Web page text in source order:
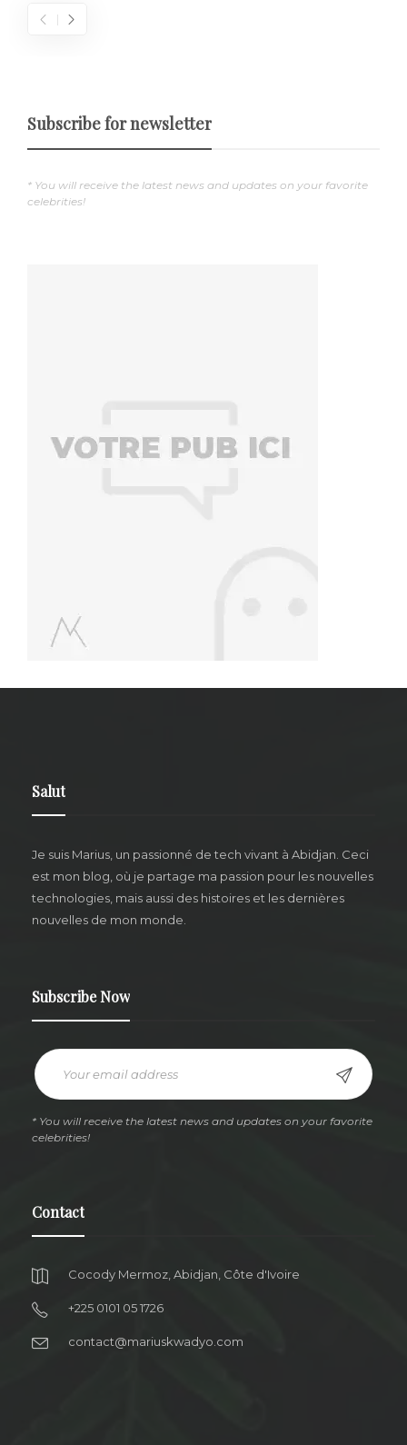
7 étapes clés pour avoir une confiance en soi
Subscribe for newsletter
* You will receive the latest news and updates on your favorite
celebrities!
Salut
Je suis Marius, un passionné de tech vivant à Abidjan. Ceci
est mon blog, où je partage ma passion pour les nouvelles
technologies, mais aussi des histoires et les dernières
nouvelles de mon monde.
Subscribe Now
* You will receive the latest news and updates on your favorite
celebrities!
Contact
Cocody Mermoz, Abidjan, Côte d'Ivoire
+225 0101 05 1726
contact@mariuskwadyo.com